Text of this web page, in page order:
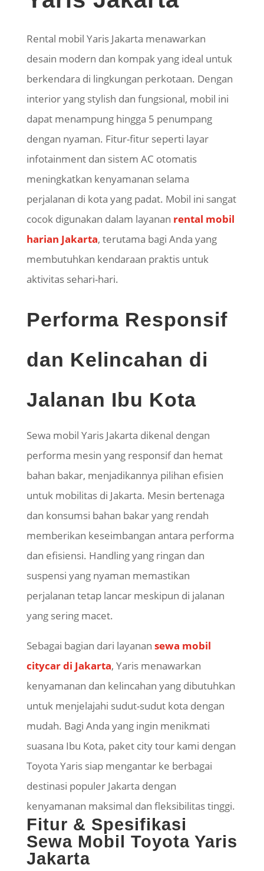
Rental mobil YarisJakarta menawarkan
desain modern dan kompak yang ideal untuk
berkendara di lingkungan perkotaan. Dengan
interior yang stylish dan fungsional, mobil ini
dapat menampung hingga 5 penumpang
dengan nyaman. Fitur-fitur seperti layar
infotainmentdan sistem AC otomatis
meningkatkan kenyamanan selama
perjalanan di kota yang padat. Mobil ini sangat
cocok digunakan dalam layanan rental mobil
harian Jakarta, terutama bagi Anda yang
membutuhkan kendaraan praktis untuk
aktivitas sehari-hari.
Performa Responsif
dan Kelincahan di
Jalanan Ibu Kota
Sewa mobil YarisJakarta dikenal dengan
performa mesin yang responsif dan hemat
bahan bakar, menjadikannya pilihan efisien
untuk mobilitas di Jakarta. Mesin bertenaga
dan konsumsi bahan bakar yang rendah
memberikan keseimbangan antara performa
dan efisiensi. Handlingyang ringan dan
suspensi yang nyaman memastikan
perjalanan tetap lancar meskipun di jalanan
yang sering macet.
Sebagai bagian dari layanan sewa mobil
citycar di Jakarta, Yarismenawarkan
kenyamanan dan kelincahan yang dibutuhkan
untuk menjelajahi sudut-sudut kota dengan
mudah. Bagi Anda yang ingin menikmati
suasana Ibu Kota, paket city tour kami dengan
Toyota Yaris siap mengantar ke berbagai
destinasi populer Jakarta dengan
kenyamanan maksimal dan fleksibilitas tinggi.
Fitur & Spesifikasi
Sewa Mobil Toyota Yaris
Jakarta